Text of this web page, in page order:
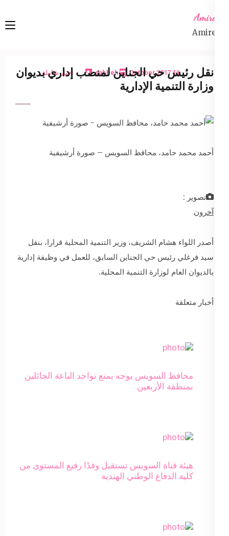
content
Amireta
Amireta
11 October 2017
sabbeh اخبار شاملة
نقل رئيس حي الجناين لمنصب إداري بديوان
وزارة التنمية الإدارية
أحمد محمد حامد، محافظ السويس – صورة أرشيفية
تصوير :
آخرون
أصدر اللواء هشام الشريف، وزير التنمية المحلية قرارا، بنقل
سيد فرغلي رئيس حي الجناين السابق، للعمل في وظيفة إدارية
بالديوان العام لوزارة التنمية المحلية.
أخبار متعلقة
محافظ السويس يوجه بمنع تواجد الباعة الجائلين
بمنطقة الأربعين
هيئة قناة السويس تستقبل وفدًا رفيع المستوى من
كلية الدفاع الوطني الهندية